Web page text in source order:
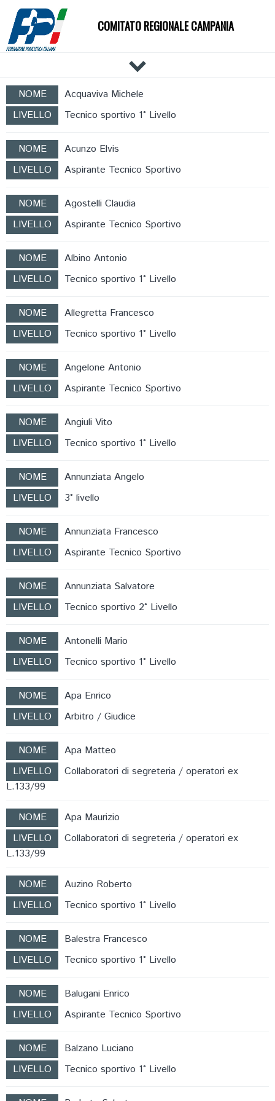
COMITATO REGIONALE CAMPANIA
HOME
PALESTRE
ATLETI
EVENTI
CARTE FEDERALI
NOME
Acquaviva Michele
LIVELLO
Tecnico sportivo 1° Livello
NOME
Acunzo Elvis
LIVELLO
Aspirante Tecnico Sportivo
NOME
Agostelli Claudia
LIVELLO
Aspirante Tecnico Sportivo
NOME
Albino Antonio
LIVELLO
Tecnico sportivo 1° Livello
NOME
Allegretta Francesco
LIVELLO
Tecnico sportivo 1° Livello
NOME
Angelone Antonio
LIVELLO
Aspirante Tecnico Sportivo
NOME
Angiuli Vito
LIVELLO
Tecnico sportivo 1° Livello
NOME
Annunziata Angelo
LIVELLO
3° livello
NOME
Annunziata Francesco
LIVELLO
Aspirante Tecnico Sportivo
NOME
Annunziata Salvatore
LIVELLO
Tecnico sportivo 2° Livello
NOME
Antonelli Mario
LIVELLO
Tecnico sportivo 1° Livello
NOME
Apa Enrico
LIVELLO
Arbitro / Giudice
NOME
Apa Matteo
LIVELLO
Collaboratori di segreteria / operatori ex
L.133/99
NOME
Apa Maurizio
LIVELLO
Collaboratori di segreteria / operatori ex
L.133/99
NOME
Auzino Roberto
LIVELLO
Tecnico sportivo 1° Livello
NOME
Balestra Francesco
LIVELLO
Tecnico sportivo 1° Livello
NOME
Balugani Enrico
LIVELLO
Aspirante Tecnico Sportivo
NOME
Balzano Luciano
LIVELLO
Tecnico sportivo 1° Livello